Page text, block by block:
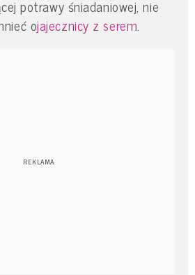
potrawy śniadaniowej, nie
ojajecznicy z serem.